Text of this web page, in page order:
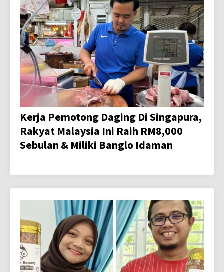
Kerja Pemotong Daging Di Singapura,
Rakyat Malaysia Ini Raih RM8,000
Sebulan & Miliki Banglo Idaman